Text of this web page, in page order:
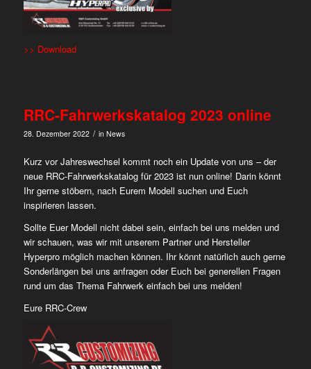
>> Download
RRC-Fahrwerkskatalog 2023 online
28. Dezember 2022 / in News
Kurz vor Jahreswechsel kommt noch ein Update von uns – der
neue RRC-Fahrwerkskatalog für 2023 ist nun online! Darin könnt
Ihr gerne stöbern, nach Eurem Modell suchen und Euch
inspirieren lassen.
Sollte Euer Modell nicht dabei sein, einfach bei uns melden und
wir schauen, was wir mit unserem Partner und Hersteller
Hyperpro möglich machen können. Ihr könnt natürlich auch gerne
Sonderlängen bei uns anfragen oder Euch bei generellen Fragen
rund um das Thema Fahrwerk einfach bei uns melden!
Eure RRC-Crew